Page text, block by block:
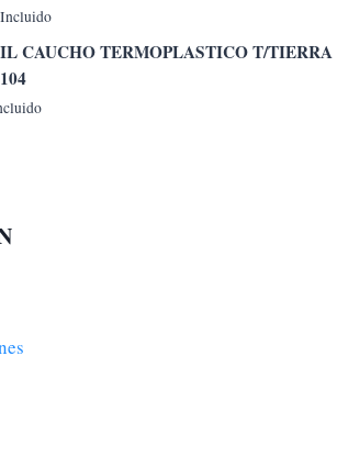
hasta
6,50€
CAUCHO TERMOPLASTICO T/TIERRA